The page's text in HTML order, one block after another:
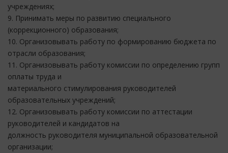
учреждениях;
9. Принимать меры по развитию специального
(коррекционного) образования;
10. Организовывать работу по формированию бюджета по
отрасли образования;
11. Организовывать работу комиссии по определению групп
оплаты труда и
материального стимулирования руководителей
образовательных учреждений;
12. Организовывать работу комиссии по аттестации
руководителей и кандидатов на
должность руководителя муниципальной образовательной
организации;